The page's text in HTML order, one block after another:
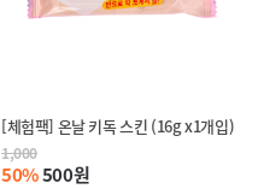
[체험팩] 온날 키독 스킨 (16g x1개입)
1,000
50%500원